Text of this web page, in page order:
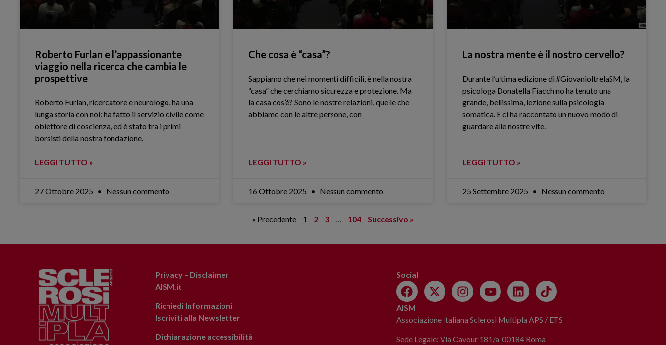
Roberto Furlan e l’appassionante
viaggio nella ricerca che cambia le
prospettive
Roberto Furlan, ricercatore e neurologo, ha una
lunga storia con noi: ha fatto il servizio civile come
obiettore di coscienza, ed è stato tra i primi
borsisti della nostra fondazione.
LEGGI TUTTO »
27 Ottobre 2025 Nessun commento
Che cosa è “casa”?
Sappiamo che nei momenti difficili, è nella nostra
“casa” che cerchiamo sicurezza e protezione. Ma
la casa cos’è? Sono le nostre relazioni, quelle che
abbiamo con le altre persone, con
LEGGI TUTTO »
16 Ottobre 2025 Nessun commento
La nostra mente è il nostro cervello?
Durante l’ultima edizione di #GiovanioltrelaSM, la
psicologa Donatella Fiacchino ha tenuto una
grande, bellissima, lezione sulla psicologia
somatica. E ci ha raccontato un nuovo modo di
guardare alle nostre vite.
LEGGI TUTTO »
25 Settembre 2025 Nessun commento
« Precedente 1 2 3 … 104 Successivo »
Privacy– Disclaimer
AISM.it
Richiedi Informazioni
Iscriviti alla Newsletter
Dichiarazione accessibilità
Social
AISM
Associazione Italiana Sclerosi Multipla APS / ETS
Sede Legale: Via Cavour 181/a, 00184 Roma